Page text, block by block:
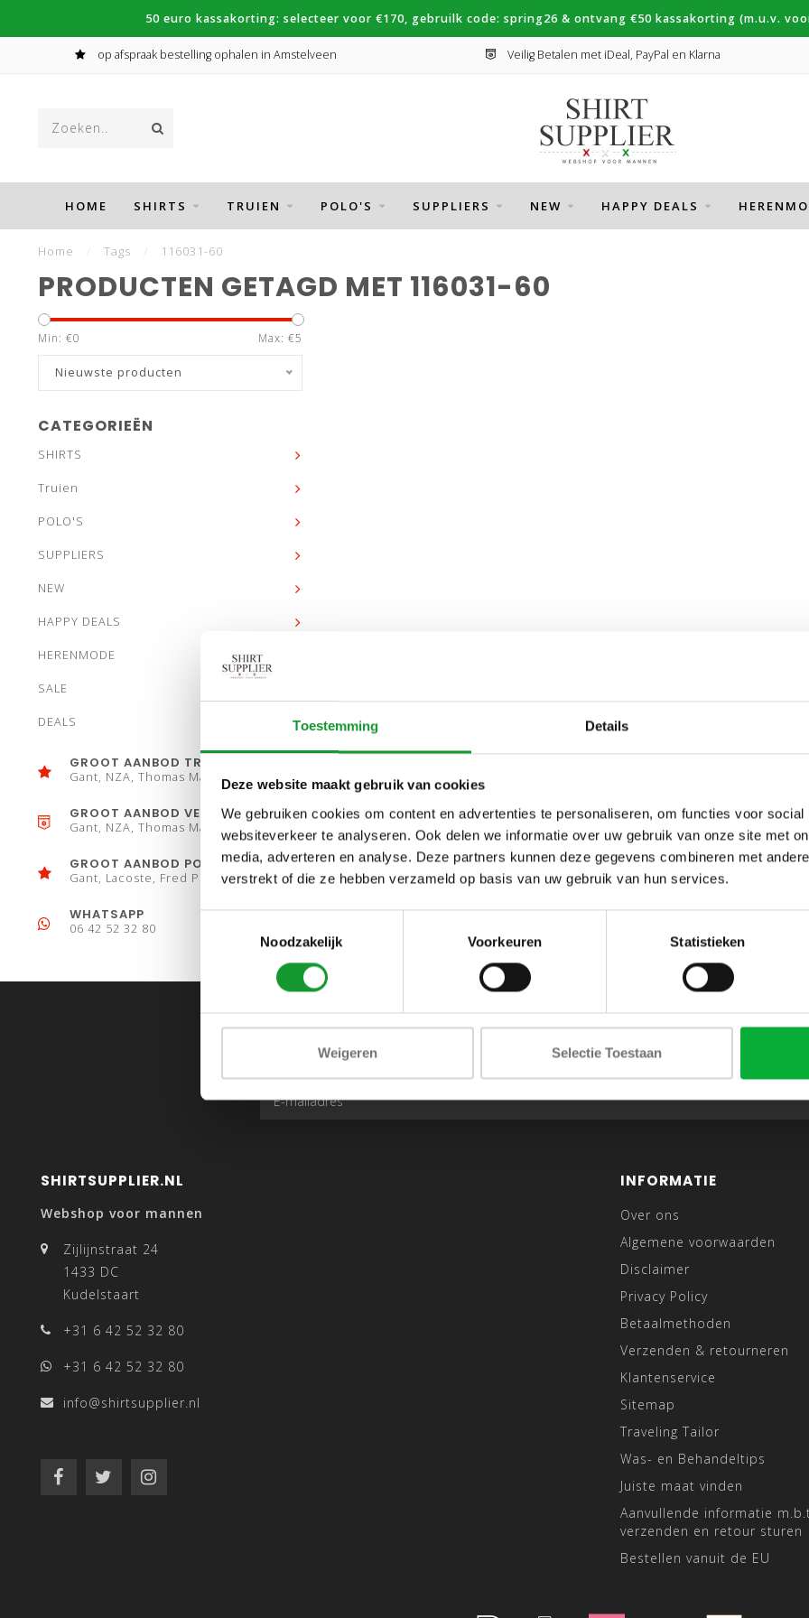
Toestemming Details
Deze website maakt gebruik van cookies
We gebruiken cookies om content en advertenties te personaliseren, om functies voor
websiteverkeer te analyseren. Ook delen we informatie over uw gebruik van onze site met
media, adverteren en analyse. Deze partners kunnen deze gegevens combineren met
verstrekt of die ze hebben verzameld op basis van uw gebruik van hun services.
Noodzakelijk
Voorkeuren Statistieken
Weigeren Selectie Toestaan
50 euro kassakorting: selecteer voor €170, gebruilk code: spring26 & ontvang €50 kassakorting (m.u.v.
op afspraak bestelling ophalen in Amstelveen Veilig Betalen met iDeal, PayPal en Klarna
HOME SHIRTS TRUIEN POLO'S SUPPLIERS NEW HAPPY DEALS
Home Tags 116031-60
PRODUCTEN GETAGD MET 116031-60
Min: €0 Max: €5
Nieuwste producten
CATEGORIEËN
SHIRTS
Truien
POLO'S
SUPPLIERS
NEW
HAPPY DEALS
HERENMODE
SALE
DEALS
GROOT AANBOD TRUIEN
Gant, NZA, Thomas Maine
GROOT AANBOD VESTEN
Gant, NZA, Thomas Maine
GROOT AANBOD POLO´S
Gant, Lacoste, Fred Perry
WHATSAPP
06 42 52 32 80
SHIRTSUPPLIER.NL
Webshop voor mannen
Zijlijnstraat 24
1433 DC
Kudelstaart
+31 6 42 52 32 80
+31 6 42 52 32 80
info@shirtsupplier.nl
INFORMATIE
Over ons
Algemene voorwaarden
Disclaimer
Privacy Policy
Betaalmethoden
Verzenden & retourneren
Klantenservice
Sitemap
Traveling Tailor
Was- en Behandeltips
Juiste maat vinden
Aanvullende informatie
verzenden en retour sturen
Bestellen vanuit de EU